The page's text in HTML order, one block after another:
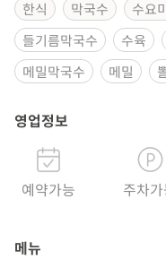
한식 막국수 수요
들기름막국수
수육
메밀막국수
메밀
영업정보
예약가능 주차
메뉴